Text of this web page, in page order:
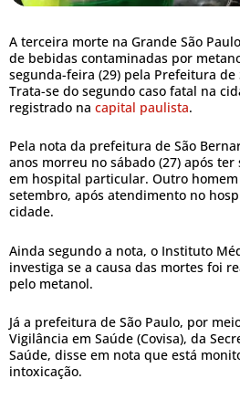
A terceira morte na Grande São
de bebidas contaminadas por
segunda-feira (29) pela Prefeitura de
Trata-se do segundo caso fatal na
registrado na capital paulista.
Pela nota da prefeitura de São
anos morreu no sábado (27) após
em hospital particular. Outro
setembro, após atendimento no
cidade.
Ainda segundo a nota, o Instituto
investiga se a causa das mortes foi
pelo metanol.
Já a prefeitura de São Paulo, por
Vigilância em Saúde (Covisa), da
Saúde, disse em nota que está
intoxicação.